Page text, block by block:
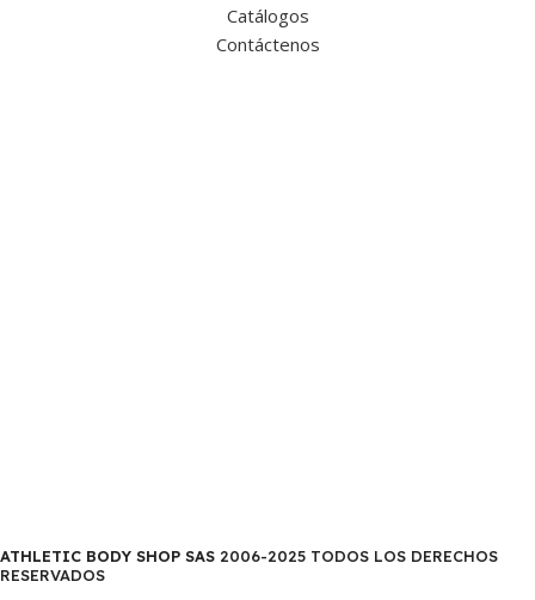
Catálogos
Contáctenos
ATHLETIC BODY SHOP SAS 2006-2025 TODOS LOS DERECHOS
RESERVADOS